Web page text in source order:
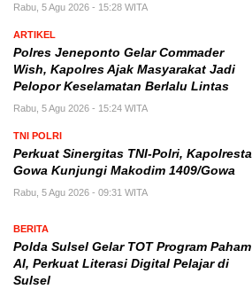
Rabu, 5 Agu 2026 - 15:28 WITA
ARTIKEL
Polres Jeneponto Gelar Commader
Wish, Kapolres Ajak Masyarakat Jadi
Pelopor Keselamatan Berlalu Lintas
Rabu, 5 Agu 2026 - 15:24 WITA
TNI POLRI
Perkuat Sinergitas TNI-Polri, Kapolresta
Gowa Kunjungi Makodim 1409/Gowa
Rabu, 5 Agu 2026 - 09:31 WITA
BERITA
Polda Sulsel Gelar TOT Program Paham
AI, Perkuat Literasi Digital Pelajar di
Sulsel